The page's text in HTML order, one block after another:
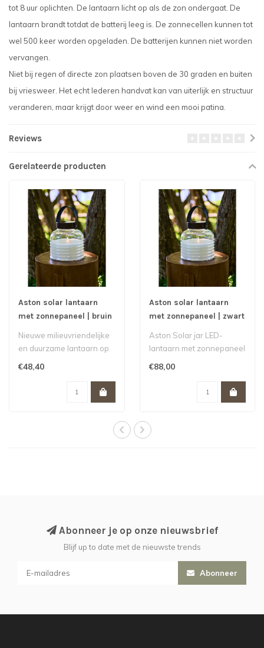
tot 8 uur oplichten. De lantaarn licht op als de zon ondergaat. De
lantaarn brandt totdat de batterij leeg is. De zonnecellen kunnen tot
wel 500 keer worden opgeladen. De batterijen kunnen niet worden
vervangen.
Niet bij regen of directe zon plaatsen boven de 30 graden en buiten
bij vriesweer. Het echt lederen handvat kan van uiterlijk en structuur
veranderen, maar krijgt door weer en wind een mooi patina.
Reviews
Gerelateerde producten
Aston solar lantaarn
met zonnepaneel | bruin
Nieuwe milieuvriendelijke
en duurzame lantaarn op
kan w..
€48,40
Aston solar lantaarn
met zonnepaneel | zwart
Sirius
Aston Solar jar LED-
lantaarn met zonnepaneel
€88,00
Abonneer je op onze nieuwsbrief
Blijf up to date met de nieuwste trends
Abonneer